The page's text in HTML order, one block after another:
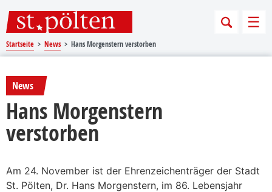
Startseite News Hans Morgenstern verstorben
News
Hans Morgenstern
verstorben
Am 24. November ist der Ehrenzeichenträger der Stadt
St. Pölten, Dr. Hans Morgenstern, im 86. Lebensjahr